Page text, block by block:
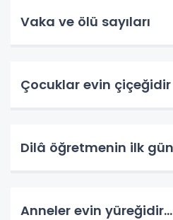
Vaka ve ölü sayıları
Çocuklar evin çiçeğidir
Dilâ öğretmenin ilk
Anneler evin yüreğidir...